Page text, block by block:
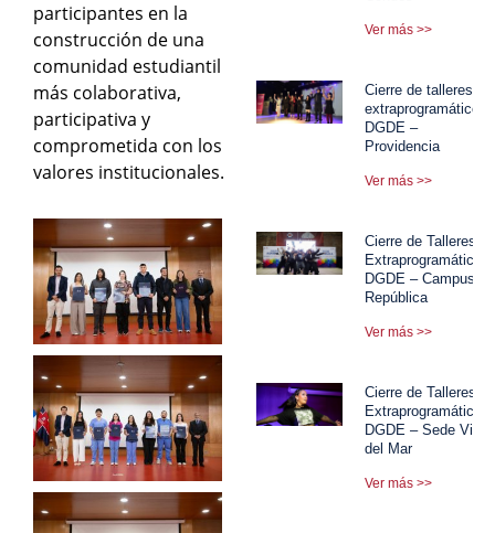
participantes en la
construcción de una
comunidad estudiantil
más colaborativa,
participativa y
comprometida con los
valores institucionales.
Ver más >>
Cierre de talleres
extraprogramáticos
DGDE –
Providencia
Ver más >>
Cierre de Talleres
Extraprogramáticos
DGDE – Campus
República
Ver más >>
Cierre de Talleres
Extraprogramáticos
DGDE – Sede Viña
del Mar
Ver más >>